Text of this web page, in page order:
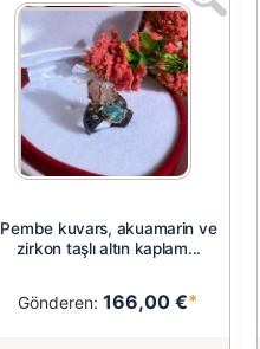
Pembe kuvars, akuamarin ve
zirkon taşlı altın kaplam...
Gönderen:166,00 €*